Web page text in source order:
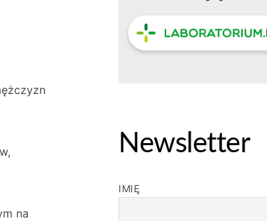
na
Newsletter
IMIĘ